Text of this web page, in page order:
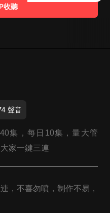
收聽
聲音
集，每日10集，量大管
家一鍵三連
，不喜勿噴，制作不易，